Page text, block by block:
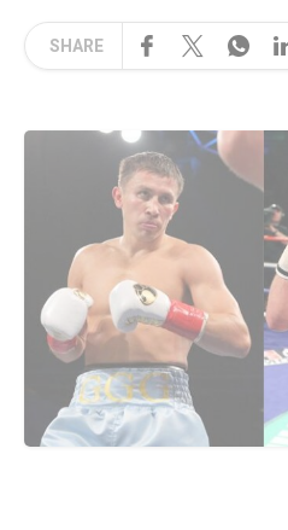
SHARE